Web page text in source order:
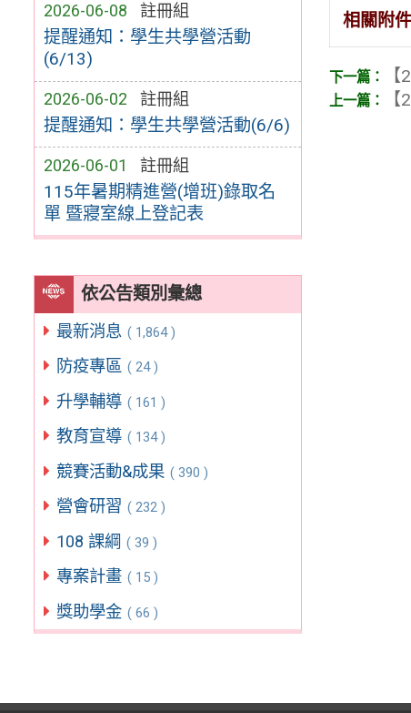
2026-06-08 註冊組
提醒通知：學生共學營活動
(6/13)
2026-06-02 註冊組
提醒通知：學生共學營活動(6/6)
2026-06-01 註冊組
115年暑期精進營(增班)錄取名
單 暨寢室線上登記表
依公告類別彙總
最新消息 ( 1,864 )
防疫專區 ( 24 )
升學輔導 ( 161 )
教育宣導 ( 134 )
競賽活動&成果 ( 390 )
營會研習 ( 232 )
108 課綱 ( 39 )
專案計畫 ( 15 )
獎助學金 ( 66 )
相關附件